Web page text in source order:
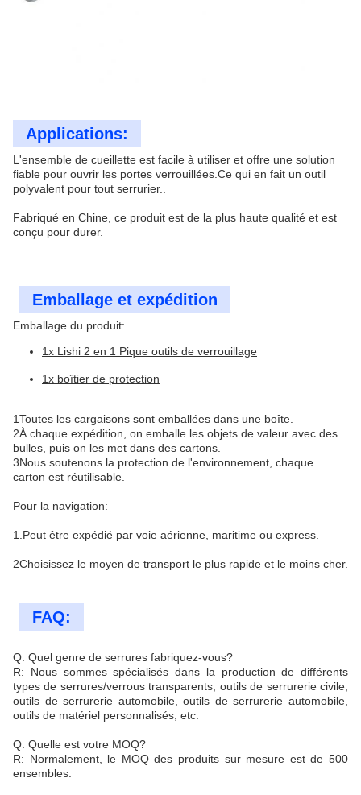
Applications:
L'ensemble de cueillette est facile à utiliser et offre une solution
fiable pour ouvrir les portes verrouillées.Ce qui en fait un outil
polyvalent pour tout serrurier..
Fabriqué en Chine, ce produit est de la plus haute qualité et est
conçu pour durer.
Emballage et expédition
Emballage du produit:
1x Lishi 2 en 1 Pique outils de verrouillage
1x boîtier de protection
1Toutes les cargaisons sont emballées dans une boîte.
2À chaque expédition, on emballe les objets de valeur avec des
bulles, puis on les met dans des cartons.
3Nous soutenons la protection de l'environnement, chaque
carton est réutilisable.
Pour la navigation:
1.Peut être expédié par voie aérienne, maritime ou express.
2Choisissez le moyen de transport le plus rapide et le moins cher.
FAQ:
Q: Quel genre de serrures fabriquez-vous?
R: Nous sommes spécialisés dans la production de différents
types de serrures/verrous transparents, outils de serrurerie civile,
outils de serrurerie automobile, outils de serrurerie automobile,
outils de matériel personnalisés, etc.
Q: Quelle est votre MOQ?
R: Normalement, le MOQ des produits sur mesure est de 500
ensembles.